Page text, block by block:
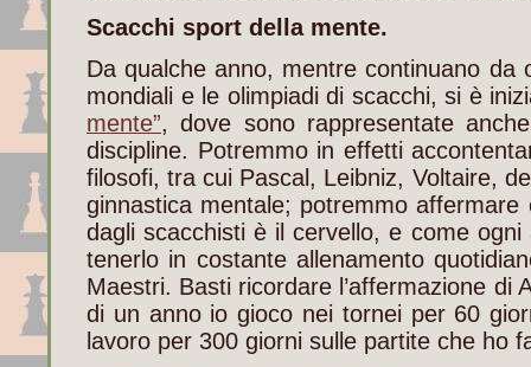
Scacchi sport della mente.
Da qualche anno, mentre continuano da
mondiali e le olimpiadi di scacchi, si è
mente”, dove sono rappresentate
discipline. Potremmo in effetti
filosofi, tra cui Pascal, Leibniz, Voltaire,
ginnastica mentale; potremmo affermare
dagli scacchisti è il cervello, e come
tenerlo in costante allenamento
Maestri. Basti ricordare l’affermazione di
di un anno io gioco nei tornei per 60
lavoro per 300 giorni sulle partite che ho